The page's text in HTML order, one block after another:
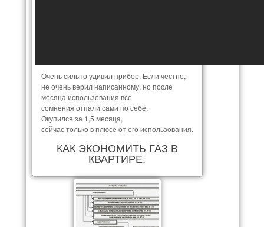
Очень сильно удивил прибор. Если честно,
не очень верил написанному, но после
месяца использования все
сомнения отпали сами по себе.
Окупился за 1,5 месяца,
сейчас только в плюсе от его использования.
КАК ЭКОНОМИТЬ ГАЗ В
КВАРТИРЕ.